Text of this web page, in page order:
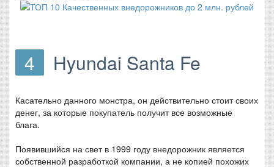
4 Hyundai Santa Fe
Касательно данного монстра, он действительно стоит своих
денег, за которые покупатель получит все возможные
блага.
Появившийся на свет в 1999 году внедорожник является
собственной разработкой компании, а не копией похожих